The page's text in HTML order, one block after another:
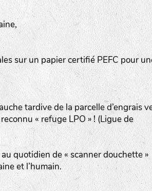
sur un papier certifié PEFC pour
tardive de la parcelle d’engrais
« refuge LPO » ! (Ligue de
quotidien de « scanner douchette »
et l’humain.